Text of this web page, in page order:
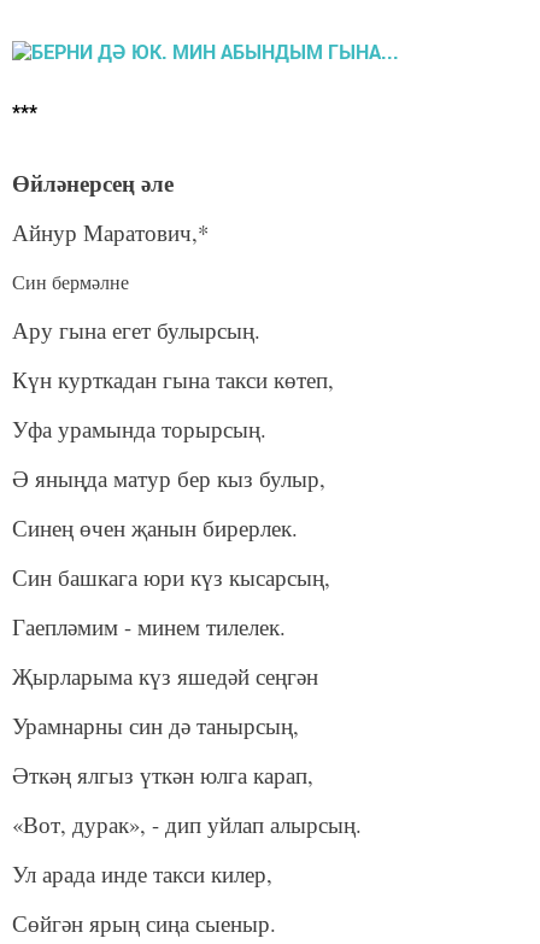
***
Өйләнерсең әле
Айнур Маратович,*
Син бермәлне
Ару гына егет булырсың.
Күн курткадан гына такси көтеп,
Уфа урамында торырсың.
Ә яныңда матур бер кыз булыр,
Синең өчен җанын бирерлек.
Син башкага юри күз кысарсың,
Гаепләмим - минем тилелек.
Җырларыма күз яшедәй сеңгән
Урамнарны син дә танырсың,
Әткәң ялгыз үткән юлга карап,
«Вот, дурак», - дип уйлап алырсың.
Ул арада инде такси килер,
Сөйгән ярың сиңа сыеныр.